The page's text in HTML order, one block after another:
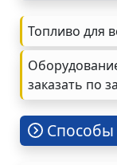
Топливо для
заказать по